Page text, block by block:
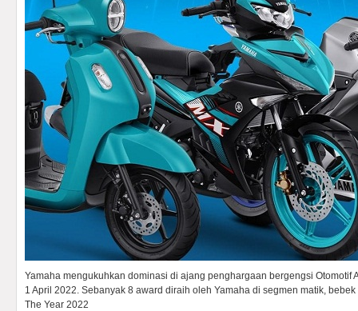
Yamaha mengukuhkan dominasi di ajang penghargaan bergengsi Otomotif
1 April 2022. Sebanyak 8 award diraih oleh Yamaha di segmen matik,
The Year 2022